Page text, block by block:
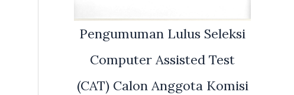
Pengumuman Lulus Seleksi
Computer Assisted Test
(CAT) Calon Anggota Komisi